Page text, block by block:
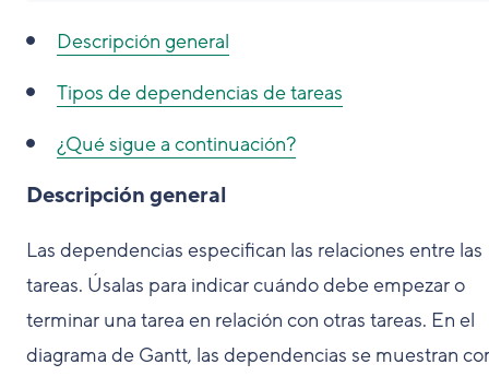
Descripción general
Tipos de dependencias de tareas
¿Qué sigue a continuación?
Descripción general
Las dependencias especifican las relaciones entre las
tareas. Úsalas para indicar cuándo debe empezar o
terminar una tarea en relación con otras tareas. En el
diagrama de Gantt, las dependencias se muestran